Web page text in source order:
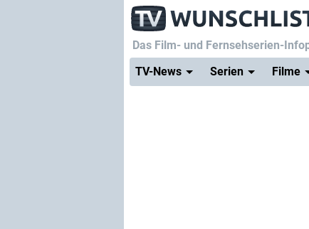
Das Film- und Fernsehserien-
TV-News
Serien Filme